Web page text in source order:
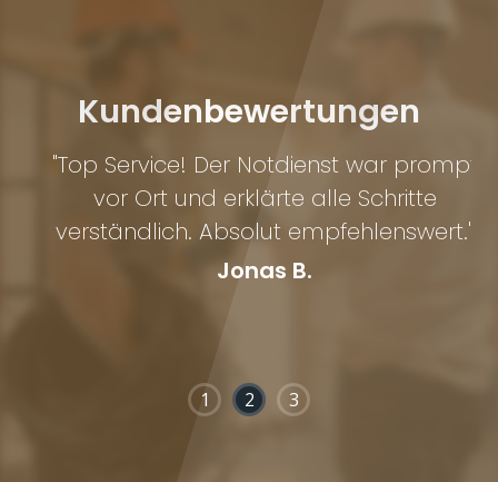
Kundenbewertungen
"Top Service! Der Notdienst war prompt
vor Ort und erklärte alle Schritte
verständlich. Absolut empfehlenswert."
Jonas B.
1 2 3